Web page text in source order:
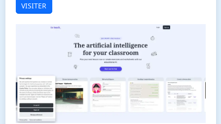
VISITER